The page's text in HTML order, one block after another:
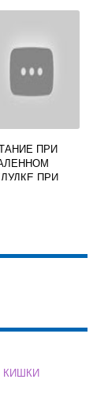
ПРИ
ПРИ
КИШКИ